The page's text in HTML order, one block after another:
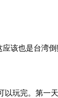
该也是台湾倒
玩完。第一